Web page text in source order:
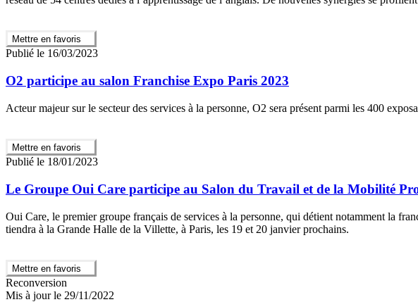
Mettre en favoris
Publié le 16/03/2023
O2 participe au salon Franchise Expo Paris 2023
Acteur majeur sur le secteur des services à la personne, O2 sera présent parmi les 400
Mettre en favoris
Publié le 18/01/2023
Le Groupe Oui Care participe au Salon du Travail et de la Mobilité
Oui Care, le premier groupe français de services à la personne, qui détient notamment la
tiendra à la Grande Halle de la Villette, à Paris, les 19 et 20 janvier prochains.
Mettre en favoris
Reconversion
Mis à jour le 29/11/2022